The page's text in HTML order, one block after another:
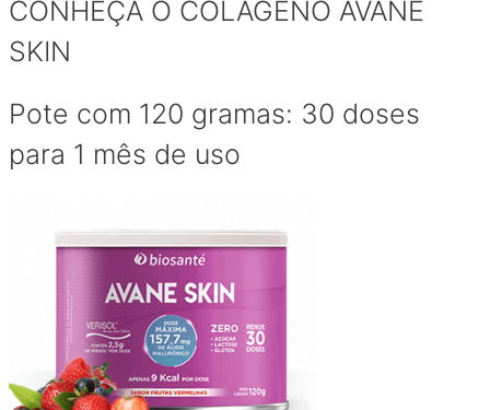
CONHEÇA O COLÁGENO AVANE
SKIN
Pote com 120 gramas: 30 doses
para 1 mês de uso